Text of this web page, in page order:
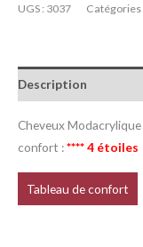
UGS : 3037 Catégories
Description
Cheveux
confort :**** 4 étoiles
Tableau de confort